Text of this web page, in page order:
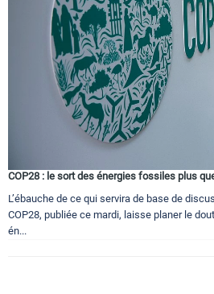
Circuits touristiques
Tourisme
COP28 : le sort des énergies fossiles plus
L’ébauche de ce qui servira de base de
COP28, publiée ce mardi, laisse planer le
én...